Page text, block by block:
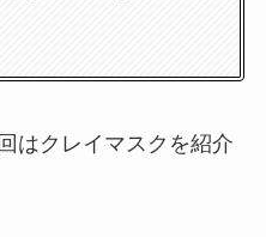
はクレイマスクを紹介